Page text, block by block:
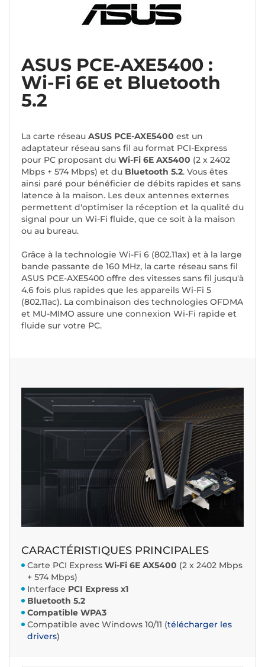
ASUS PCE-AXE5400 :
Wi-Fi 6E et Bluetooth
5.2
La carte réseau ASUS PCE-AXE5400 est un
adaptateur réseau sans fil au format PCI-Express
pour PC proposant du Wi-Fi 6E AX5400 (2 x 2402
Mbps + 574 Mbps) et du Bluetooth 5.2. Vous êtes
ainsi paré pour bénéficier de débits rapides et sans
latence à la maison. Les deux antennes externes
permettent d'optimiser la réception et la qualité du
signal pour un Wi-Fi fluide, que ce soit à la maison
ou au bureau.
Grâce à la technologie Wi-Fi 6 (802.11ax) et à la large
bande passante de 160 MHz, la carte réseau sans fil
ASUS PCE-AXE5400 offre des vitesses sans fil jusqu'à
4.6 fois plus rapides que les appareils Wi-Fi 5
(802.11ac). La combinaison des technologies OFDMA
et MU-MIMO assure une connexion Wi-Fi rapide et
fluide sur votre PC.
CARACTÉRISTIQUES PRINCIPALES
Carte PCI Express Wi-Fi 6E AX5400 (2 x 2402 Mbps
+ 574 Mbps)
Interface PCI Express x1
Bluetooth 5.2
Compatible WPA3
Compatible avec Windows 10/11 (télécharger les
drivers)